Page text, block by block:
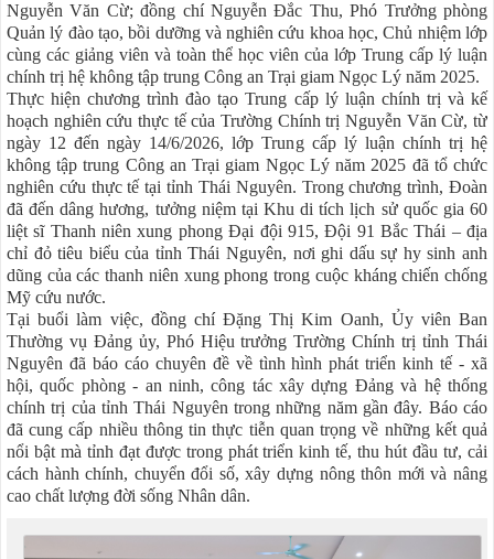
Nguyễn Văn Cừ; đồng chí Nguyễn Đắc Thu, Phó Trưởng phòng
Quản lý đào tạo, bồi dưỡng và nghiên cứu khoa học, Chủ nhiệm lớp
cùng các giảng viên và toàn thể học viên của lớp Trung cấp lý luận
chính trị hệ không tập trung Công an Trại giam Ngọc Lý năm 2025.
Thực hiện chương trình đào tạo Trung cấp lý luận chính trị và kế
hoạch nghiên cứu thực tế của Trường Chính trị Nguyễn Văn Cừ, từ
ngày 12 đến ngày 14/6/2026, lớp Trung cấp lý luận chính trị hệ
không tập trung Công an Trại giam Ngọc Lý năm 2025 đã tổ chức
nghiên cứu thực tế tại tỉnh Thái Nguyên. Trong chương trình, Đoàn
đã đến dâng hương, tưởng niệm tại Khu di tích lịch sử quốc gia 60
liệt sĩ Thanh niên xung phong Đại đội 915, Đội 91 Bắc Thái – địa
chỉ đỏ tiêu biểu của tỉnh Thái Nguyên, nơi ghi dấu sự hy sinh anh
dũng của các thanh niên xung phong trong cuộc kháng chiến chống
Mỹ cứu nước.
Tại buổi làm việc, đồng chí Đặng Thị Kim Oanh, Ủy viên Ban
Thường vụ Đảng ủy, Phó Hiệu trưởng Trường Chính trị tỉnh Thái
Nguyên đã báo cáo chuyên đề về tình hình phát triển kinh tế - xã
hội, quốc phòng - an ninh, công tác xây dựng Đảng và hệ thống
chính trị của tỉnh Thái Nguyên trong những năm gần đây. Báo cáo
đã cung cấp nhiều thông tin thực tiễn quan trọng về những kết quả
nổi bật mà tỉnh đạt được trong phát triển kinh tế, thu hút đầu tư, cải
cách hành chính, chuyển đổi số, xây dựng nông thôn mới và nâng
cao chất lượng đời sống Nhân dân.